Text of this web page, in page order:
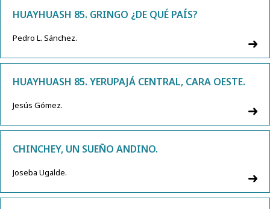
HUAYHUASH 85. GRINGO ¿DE QUÉ PAÍS?
Pedro L. Sánchez.
HUAYHUASH 85. YERUPAJÁ CENTRAL, CARA OESTE.
Jesús Gómez.
CHINCHEY, UN SUEÑO ANDINO.
Joseba Ugalde.